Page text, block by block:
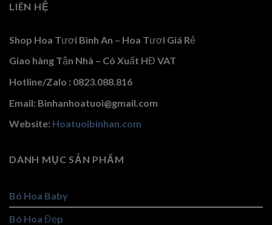
LIÊN HỆ
Shop Hoa Tươi Bình An – Hoa Tươi Giá Rẻ
Giao hàng Tận Nhà – Có Xuất HĐ VAT
Hotline/Zalo : 0823.088.816
Email: Binhanhoatuoi@gmail.com
Website: Hoatuoibinhan.com
DANH MỤC SẢN PHẨM
Bó Hoa Baby
Bó Hoa Đẹp